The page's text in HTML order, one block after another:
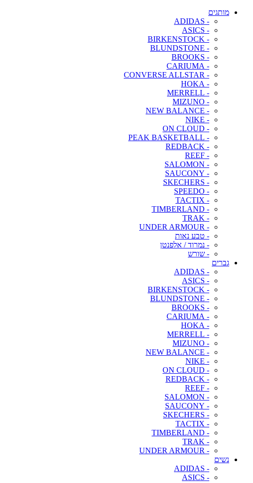
מותגים
- ADIDAS
- ASICS
- BIRKENSTOCK
- BLUNDSTONE
- BROOKS
- CARIUMA
- CONVERSE ALLSTAR
- HOKA
- MERRELL
- MIZUNO
- NEW BALANCE
- NIKE
- ON CLOUD
- PEAK BASKETBALL
- REDBACK
- REEF
- SALOMON
- SAUCONY
- SKECHERS
- SPEEDO
- TACTIX
- TIMBERLAND
- TRAK
- UNDER ARMOUR
- טבע נאות
- נמרוד / אלפנטן
- שורש
גברים
- ADIDAS
- ASICS
- BIRKENSTOCK
- BLUNDSTONE
- BROOKS
- CARIUMA
- HOKA
- MERRELL
- MIZUNO
- NEW BALANCE
- NIKE
- ON CLOUD
- REDBACK
- REEF
- SALOMON
- SAUCONY
- SKECHERS
- TACTIX
- TIMBERLAND
- TRAK
- UNDER ARMOUR
נשים
- ADIDAS
- ASICS